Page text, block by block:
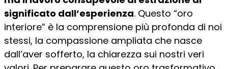
significato dall’esperienza. Questo “oro
interiore” è la comprensione più profonda di noi
stessi, la compassione ampliata che nasce
dall’aver sofferto, la chiarezza sui nostri veri